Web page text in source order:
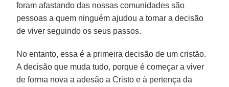
foram afastando das nossas comunidades são
pessoas a quem ninguém ajudou a tomar a decisão
de viver seguindo os seus passos.
No entanto, essa é a primeira decisão de um cristão.
A decisão que muda tudo, porque é começar a viver
de forma nova a adesão a Cristo e à pertença da